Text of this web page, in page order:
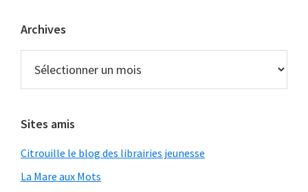
Archives
Sites amis
Citrouille le blog des librairies jeunesse
La Mare aux Mots